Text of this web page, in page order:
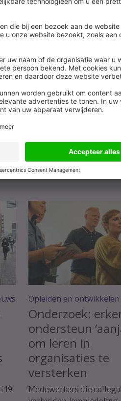
willen niet elke ochtend
te bedenken. En ook
dat ze het niet eens
“De ceo antwoordde onze
monteur thuis langskomt
19
Opleiden en ontwikkelen
Onderzoek:
ondersteun
om leren in
organisaties te
versterken
Medewerkers die